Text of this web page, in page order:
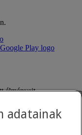
élményeit.
adatainak